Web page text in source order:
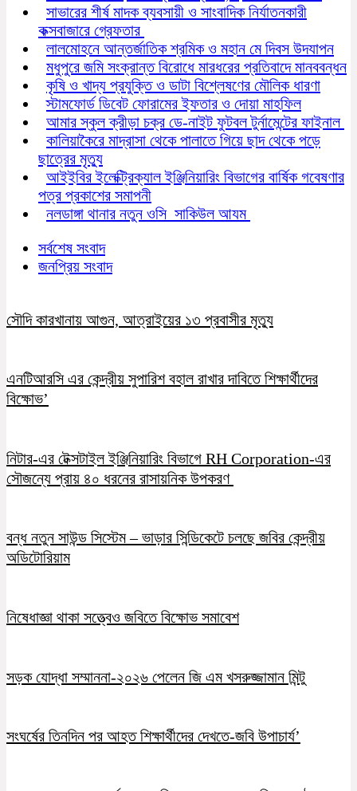
সাভারের শীর্ষ মাদক ব্যবসায়ী ও সাংবাদিক নির্যাতনকারী
কক্সবাজারে গ্রেফতার
লালমোহনে আন্তর্জাতিক শ্রমিক ও মহান মে দিবস উদযাপন
মধুপুরে জমি সংক্রান্ত বিরোধে মারধরের প্রতিবাদে মানববন্ধন
কৃষি ও খাদ্য প্রযুক্তি ও ডাটা বিশ্লেষণের মৌলিক ধারণা
স্টামফোর্ড ডিবেট ফোরামের ইফতার ও দোয়া মাহফিল
আমার স্কুল ক্রীড়া চক্র ডে-নাইট ফুটবল টুর্নামেন্টের ফাইনাল
কালিয়াকৈরে মাদ্রাসা থেকে পালাতে গিয়ে ছাদ থেকে পড়ে
ছাত্রের মৃত্যু
আইইবির ইলেক্ট্রিক্যাল ইঞ্জিনিয়ারিং বিভাগের বার্ষিক গবেষণার
পত্র প্রকাশের সমাপনী
নলডাঙ্গা থানার নতুন ওসি সাকিউল আযম
সর্বশেষ সংবাদ
জনপ্রিয় সংবাদ
সৌদি কারখানায় আগুন, আত্রাইয়ের ১৩ প্রবাসীর মৃত্যু
এনটিআরসি এর কেন্দ্রীয় সুপারিশ বহাল রাখার দাবিতে শিক্ষার্থীদের
বিক্ষোভ’
নিটার-এর টেক্সটাইল ইঞ্জিনিয়ারিং বিভাগে RH Corporation-এর
সৌজন্যে প্রায় ৪০ ধরনের রাসায়নিক উপকরণ
বন্ধ নতুন সাউন্ড সিস্টেম – ভাড়ার সিন্ডিকেটে চলছে জবির কেন্দ্রীয়
অডিটোরিয়াম
নিষেধাজ্ঞা থাকা সত্ত্বেও জবিতে বিক্ষোভ সমাবেশ
সড়ক যোদ্ধা সম্মাননা-২০২৬ পেলেন জি এম খসরুজ্জামান মিন্টু
সংঘর্ষের তিনদিন পর আহত শিক্ষার্থীদের দেখতে-জবি উপাচার্য’